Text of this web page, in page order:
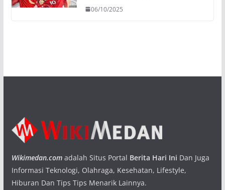
06/10/2025
Wikimedan.comadalah Situs Portal Berita Hari Ini Dan Juga
Informasi Teknologi, Olahraga, Kesehatan, Lifestyle,
Hiburan Dan Tips Tips Menarik Lainnya.